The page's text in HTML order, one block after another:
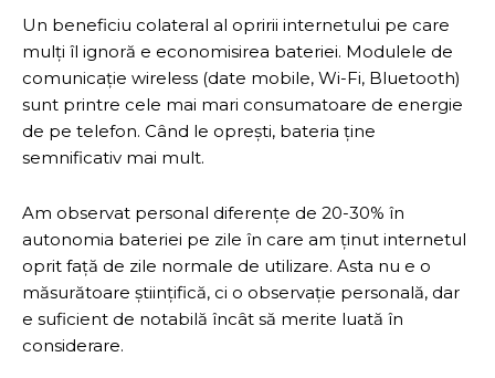
Un beneficiu colateral al opririi internetului pe care
mulți îl ignoră e economisirea bateriei. Modulele de
comunicație wireless (date mobile, Wi-Fi, Bluetooth)
sunt printre cele mai mari consumatoare de energie
de pe telefon. Când le oprești, bateria ține
semnificativ mai mult.
Am observat personal diferențe de 20-30% în
autonomia bateriei pe zile în care am ținut internetul
oprit față de zile normale de utilizare. Asta nu e o
măsurătoare științifică, ci o observație personală, dar
e suficient de notabilă încât să merite luată în
considerare.